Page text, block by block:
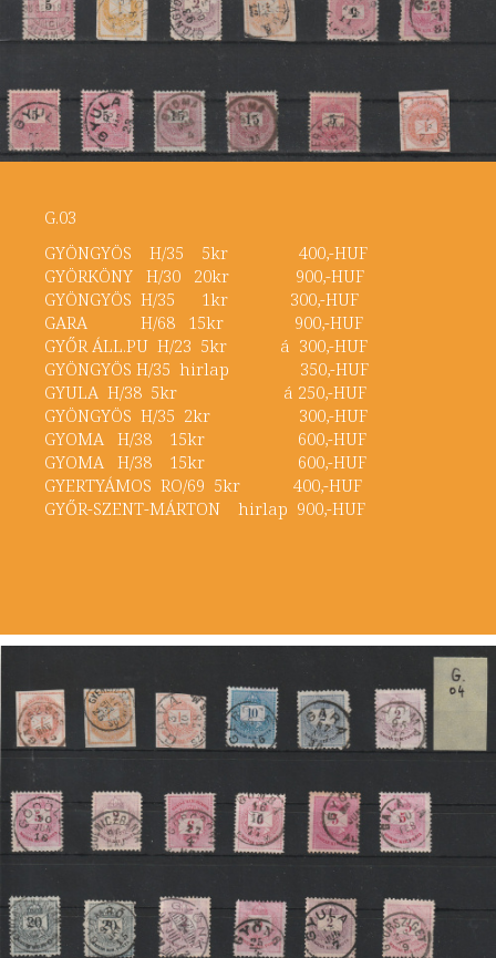
G.03
GYÖNGYÖS H/35 5kr 400,-HUF
GYÖRKÖNY H/30 20kr 900,-HUF
GYÖNGYÖS H/35 1kr 300,-HUF
GARA H/68 15kr 900,-HUF
GYŐR ÁLL.PU H/23 5kr á 300,-HUF
GYÖNGYÖS H/35 hirlap 350,-HUF
GYULA H/38 5kr á 250,-HUF
GYÖNGYÖS H/35 2kr 300,-HUF
GYOMA H/38 15kr 600,-HUF
GYOMA H/38 15kr 600,-HUF
GYERTYÁMOS RO/69 5kr 400,-HUF
GYŐR-SZENT-MÁRTON hirlap 900,-HUF